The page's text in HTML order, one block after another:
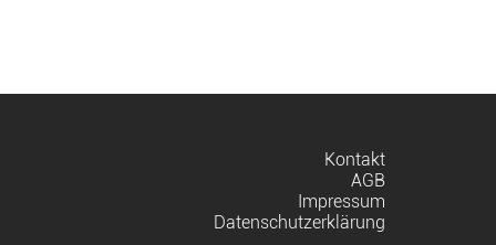
Navigation
überspringen
Kontakt
AGB
Impressum
Datenschutzerklärung